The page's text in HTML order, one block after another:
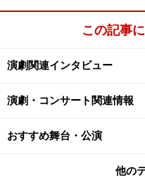
この記事
演劇関連インタビュー
演劇・コンサート関連情報
おすすめ舞台・公演
他の